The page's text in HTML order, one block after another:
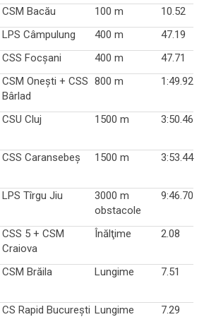
CSM Bacău 100 m
10.52
LPS Câmpulung 400 m
47.19
CSS Focşani 400 m
47.71
CSM Oneşti + CSS
Bârlad
800 m 1:49.92
CSU Cluj 1500 m 3:50.46
CSS Caransebeş 1500 m 3:53.44
LPS Tîrgu Jiu
3000 m
obstacole
9:46.70
CSS 5 + CSM
Craiova
Înălţime 2.08
CSM Brăila Lungime 7.51
CS Rapid Bucureşti Lungime 7.29